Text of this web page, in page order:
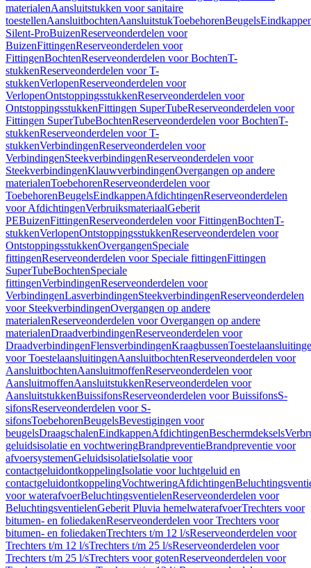
materialenAansluitstukken voor sanitaire
toestellenAansluitbochtenAansluitstukToebehorenBeugels
Silent-ProBuizenReserveonderdelen voor
BuizenFittingenReserveonderdelen voor
FittingenBochtenReserveonderdelen voor BochtenT-
stukkenReserveonderdelen voor T-
stukkenVerlopenReserveonderdelen voor
VerlopenOntstoppingsstukkenReserveonderdelen voor
OntstoppingsstukkenFittingen SuperTubeReserveonderdelen voor
Fittingen SuperTubeBochtenReserveonderdelen voor BochtenT-
stukkenReserveonderdelen voor T-
stukkenVerbindingenReserveonderdelen voor
VerbindingenSteekverbindingenReserveonderdelen voor
SteekverbindingenKlauwverbindingenOvergangen op andere
materialenToebehorenReserveonderdelen voor
ToebehorenBeugelsEindkappenAfdichtingenReserveonderdelen
voor AfdichtingenVerbruiksmateriaalGeberit
PEBuizenFittingenReserveonderdelen voor FittingenBochtenT-
stukkenVerlopenOntstoppingsstukkenReserveonderdelen voor
OntstoppingsstukkenOvergangenSpeciale
fittingenReserveonderdelen voor Speciale fittingenFittingen
SuperTubeBochtenSpeciale
fittingenVerbindingenReserveonderdelen voor
VerbindingenLasverbindingenSteekverbindingenReserveonderdelen
voor SteekverbindingenOvergangen op andere
materialenReserveonderdelen voor Overgangen op andere
materialenDraadverbindingenReserveonderdelen voor
DraadverbindingenFlensverbindingenKraagbussen
voor ToestelaansluitingenAansluitbochtenReserveonderdelen voor
AansluitbochtenAansluitmoffenReserveonderdelen voor
AansluitmoffenAansluitstukkenReserveonderdelen voor
AansluitstukkenBuissifonsReserveonderdelen voor BuissifonsS-
sifonsReserveonderdelen voor S-
sifonsToebehorenBeugelsBevestigingen voor
beugelsDraagschalenEindkappenAfdichtingenBeschermdeksels
geluidsisolatie en vochtweringBrandpreventieBrandpreventie voor
afvoersystemenGeluidsisolatieIsolatie voor
contactgeluidontkoppelingIsolatie voor luchtgeluid en
contactgeluidontkoppelingVochtweringAfdichtingen
voor waterafvoerBeluchtingsventielenReserveonderdelen voor
BeluchtingsventielenGeberit Pluvia hemelwaterafvoerTrechters voor
bitumen- en foliedakenReserveonderdelen voor Trechters voor
bitumen- en foliedakenTrechters t/m 12 l/sReserveonderdelen voor
Trechters t/m 12 l/sTrechters t/m 25 l/sReserveonderdelen voor
Trechters t/m 25 l/sTrechters voor gotenReserveonderdelen voor